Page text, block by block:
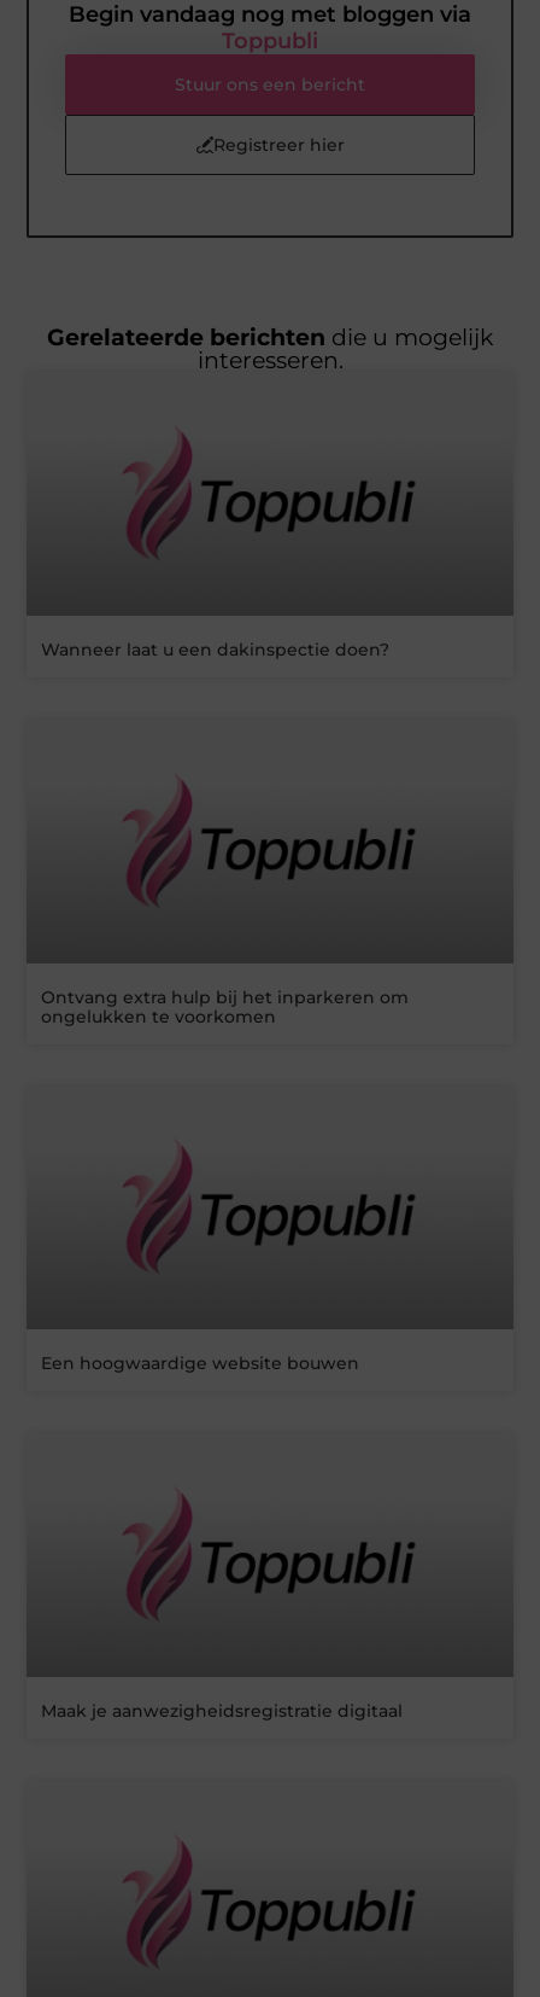
Begin vandaag nog met bloggen via
Toppubli
Stuur ons een bericht
Registreer hier
Gerelateerde berichten die u mogelijk
interesseren.
Wanneer laat u een dakinspectie doen?
Ontvang extra hulp bij het inparkeren om
ongelukken te voorkomen
Een hoogwaardige website bouwen
Maak je aanwezigheidsregistratie digitaal